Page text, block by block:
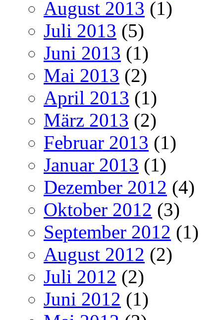
August 2013 (1)
Juli 2013 (5)
Juni 2013 (1)
Mai 2013 (2)
April 2013 (1)
März 2013 (2)
Februar 2013 (1)
Januar 2013 (1)
Dezember 2012 (4)
Oktober 2012 (3)
September 2012 (1)
August 2012 (2)
Juli 2012 (2)
Juni 2012 (1)